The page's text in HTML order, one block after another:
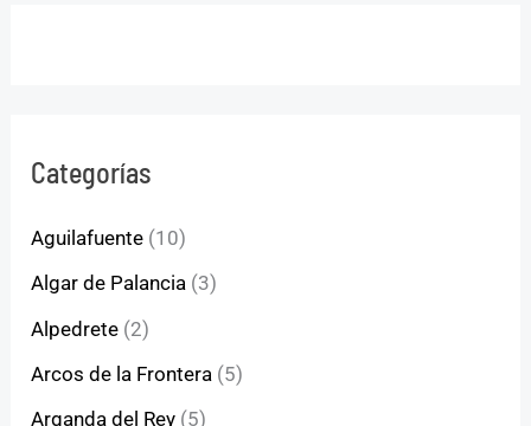
Categorías
Aguilafuente (10)
Algar de Palancia (3)
Alpedrete (2)
Arcos de la Frontera (5)
Arganda del Rey (5)